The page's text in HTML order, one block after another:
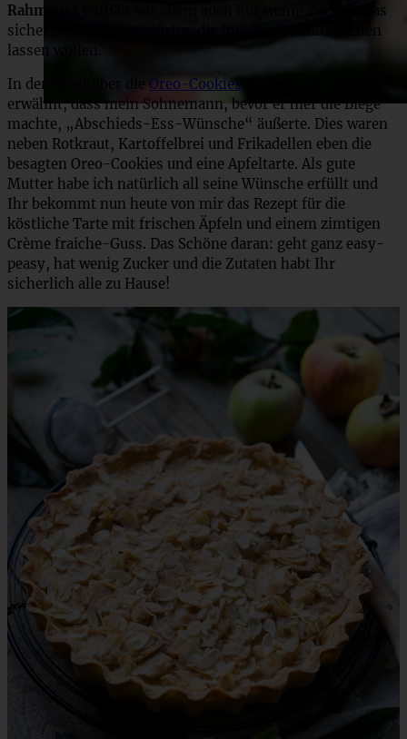
Rahmguss
enthält vor allem auch nur wenig Zucker, was
sicher Muttis freuen dürfte, die Ihre Kinder mitnaschen
lassen wollen.
In dem Post über die Oreo-Cookies
erwähnt, dass mein Sohnemann, bevor er hier die Biege
machte, „Abschieds-Ess-Wünsche“ äußerte. Dies waren
neben Rotkraut, Kartoffelbrei und Frikadellen eben die
besagten Oreo-Cookies und eine Apfeltarte. Als gute
Mutter habe ich natürlich all seine Wünsche erfüllt und
Ihr bekommt nun heute von mir das Rezept für die
köstliche Tarte mit frischen Äpfeln und einem zimtigen
Crème fraiche-Guss. Das Schöne daran: geht ganz easy-
peasy, hat wenig Zucker und die Zutaten habt Ihr
sicherlich alle zu Hause!